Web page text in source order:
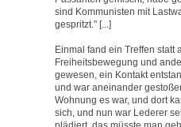
sind Kommunisten mit
gespritzt." [...]
Einmal fand ein Treffen statt
Freiheitsbewegung und
gewesen, ein Kontakt
und war aneinander
Wohnung es war, und dort
sich, und nun war Lederer